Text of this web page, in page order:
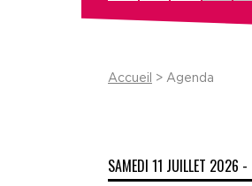
Accueil > Agenda
SAMEDI 11 JUILLET 2026 -